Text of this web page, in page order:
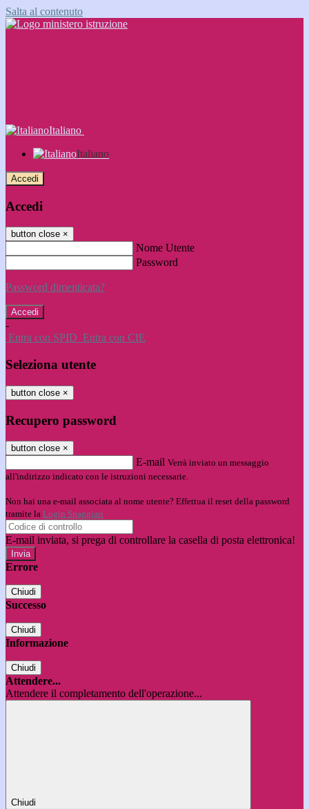
Salta al contenuto
Italiano
Italiano
Accedi
Accedi
button close ×
Nome Utente
Password
Password dimenticata?
-
Entra con SPID Entra con CIE
Seleziona utente
button close ×
Recupero password
button close ×
E-mail Verrà inviato un messaggio
all'indirizzo indicato con le istruzioni necessarie.
Non hai una e-mail associata al nome utente? Effettua il reset della password
tramite la Login Spaggiari
E-mail inviata, si prega di controllare la casella di posta elettronica!
Errore
Chiudi
Successo
Chiudi
Informazione
Chiudi
Attendere...
Attendere il completamento dell'operazione...
Chiudi